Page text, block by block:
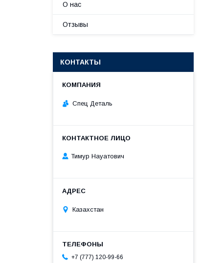
О нас
Отзывы
КОНТАКТЫ
Спец Деталь
Тимур Науатович
Казахстан
+7 (777) 120-99-66